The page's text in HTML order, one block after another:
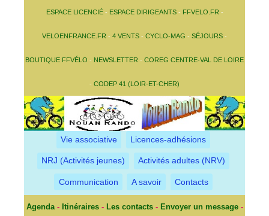
ESPACE LICENCIÉ- ESPACE DIRIGEANTS- FFVELO.FR -
VELOENFRANCE.FR - 4 VENTS - CYCLO-MAG - SÉJOURS -
BOUTIQUE FFVÉLO - NEWSLETTER - COREG CENTRE-VAL DE LOIRE
- CODEP 41 (LOIR-ET-CHER)
Vie associative Licences-adhésions
NRJ (Activités jeunes) Activités adultes (NRV)
Communication A savoir Contacts
Agenda- Itinéraires- Les contacts- Envoyer un message-